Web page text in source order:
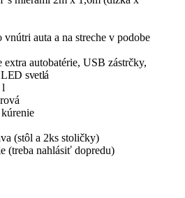
auta a na streche v podobe
extra autobatérie, USB zástrčky,
LED svetlá
l
(stôl a 2ks stoličky)
(treba nahlásiť dopredu)